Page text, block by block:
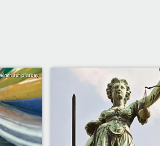
auf pixabay